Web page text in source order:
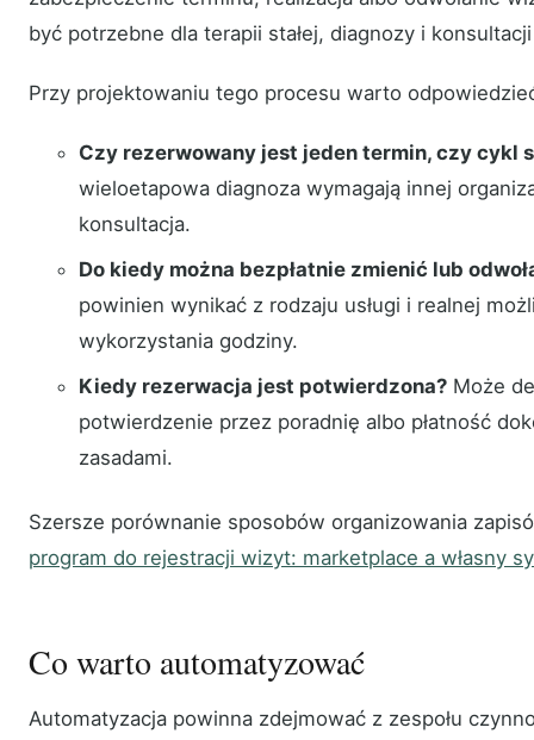
być potrzebne dla terapii stałej, diagnozy i
Przy projektowaniu tego procesu warto
Czy rezerwowany jest jeden termin, czy cykl
wieloetapowa diagnoza wymagają innej
konsultacja.
Do kiedy można bezpłatnie zmienić lub
powinien wynikać z rodzaju usługi i realnej
wykorzystania godziny.
Kiedy rezerwacja jest potwierdzona?Może
potwierdzenie przez poradnię albo płatność
zasadami.
Szersze porównanie sposobów organizowania
program do rejestracji wizyt: marketplace a własny
Co warto automatyzować
Automatyzacja powinna zdejmować z zespołu